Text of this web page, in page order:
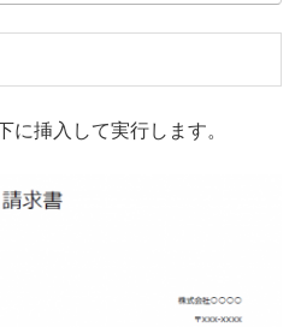
に挿入して実行します。